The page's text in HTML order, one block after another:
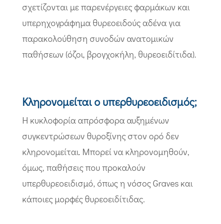
σχετίζονται με παρενέργειες φαρμάκων και
υπερηχογράφημα θυρεοειδούς αδένα για
παρακολούθηση συνοδών ανατομικών
παθήσεων (όζοι, βρογχοκήλη, θυρεοειδίτιδα).
Κληρονομείται ο υπερθυρεοειδισμός;
Η κυκλοφορία απρόσφορα αυξημένων
συγκεντρώσεων θυροξίνης στον ορό δεν
κληρονομείται. Μπορεί να κληρονομηθούν,
όμως, παθήσεις που προκαλούν
υπερθυρεοειδισμό, όπως η νόσος Graves και
κάποιες μορφές θυρεοειδίτιδας.